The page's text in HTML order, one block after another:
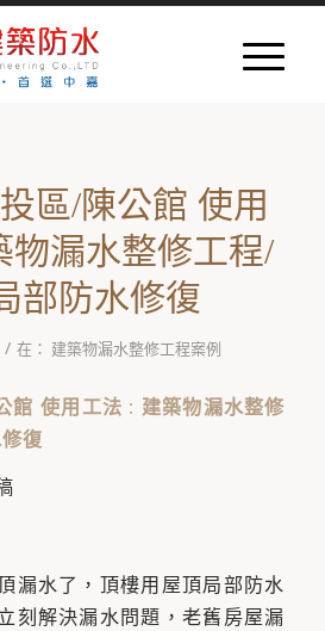
區/陳公館 使用
物漏水整修工程/
部防水修復
/ 在： 建築物漏水整修工程案例
館 使用工法 : 建築物漏水整修
復
漏水了，頂樓用屋頂局部防水
刻解決漏水問題，老舊房屋漏